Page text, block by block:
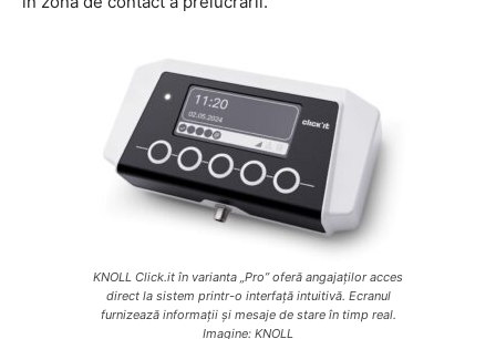
KNOLL Click.it în varianta „Pro” oferă angajaților acces
direct la sistem printr-o interfață intuitivă. Ecranul
furnizează informații și mesaje de stare în timp real.
Imagine: KNOLL